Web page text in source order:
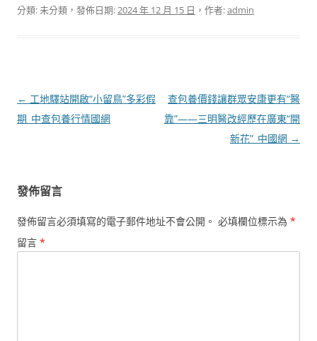
分類: 未分類，發佈日期:2024 年 12 月 15 日 ，作者:admin
文
章
← 工地驛站開啟“小留鳥”多彩假
期_中查包養行情國網
查包養價錢讓群眾安康更有“醫
靠”——三明醫改經歷在廣東“開
新花”_中國網 →
發佈留言
發佈留言必須填寫的電子郵件地址不會公開。 必填欄位標示為 *
留言 *